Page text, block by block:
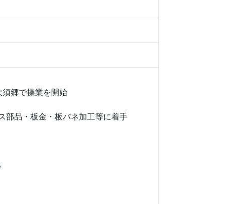
郷で操業を開始
部品・板金・板バネ加工等に着手